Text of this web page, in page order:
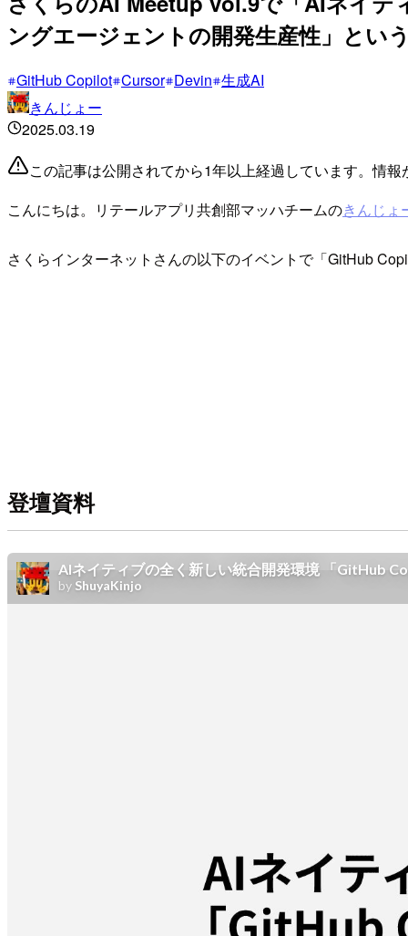
ングエージェントの開発生産性」とい
GitHub Copilot Cursor Devin 生成AI
きんじょー
2025.03.19
この記事は公開されてから1年以上経過しています。情
こんにちは。リテールアプリ共創部マッハチームのきんじょ
さくらインターネットさんの以下のイベントで「GitHub
登壇資料